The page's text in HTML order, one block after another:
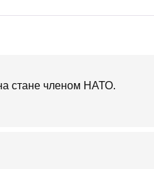
стане членом НАТО.